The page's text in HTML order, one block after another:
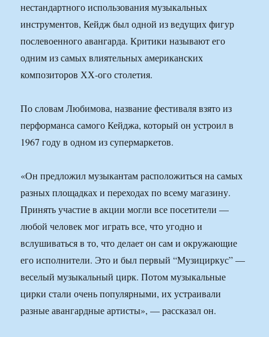
нестандартного использования музыкальных
инструментов, Кейдж был одной из ведущих фигур
послевоенного авангарда. Критики называют его
одним из самых влиятельных американских
композиторов ХХ-ого столетия.
По словам Любимова, название фестиваля взято из
перформанса самого Кейджа, который он устроил в
1967 году в одном из супермаркетов.
«Он предложил музыкантам расположиться на самых
разных площадках и переходах по всему магазину.
Принять участие в акции могли все посетители —
любой человек мог играть все, что угодно и
вслушиваться в то, что делает он сам и окружающие
его исполнители. Это и был первый “Музициркус” —
веселый музыкальный цирк. Потом музыкальные
цирки стали очень популярными, их устраивали
разные авангардные артисты», — рассказал он.